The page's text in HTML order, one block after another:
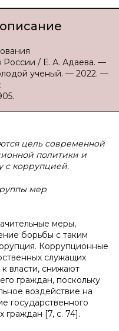
России / Е. А. Адаева. —
ученый. — 2022. —
цель современной
политики и
с коррупцией.
мер
меры,
борьбы с таким
Коррупционные
служащих
власти, снижают
граждан, поскольку
воздействие на
государственного
граждан [7, с. 74].